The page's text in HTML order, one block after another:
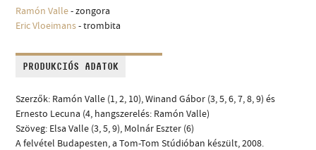
Ramón Valle- zongora
Eric Vloeimans- trombita
PRODUKCIÓS ADATOK
Szerzők: Ramón Valle (1, 2, 10), Winand Gábor (3, 5, 6, 7, 8, 9) és
Ernesto Lecuna (4, hangszerelés: Ramón Valle)
Szöveg: Elsa Valle (3, 5, 9), Molnár Eszter (6)
A felvétel Budapesten, a Tom-Tom Stúdióban készült, 2008.